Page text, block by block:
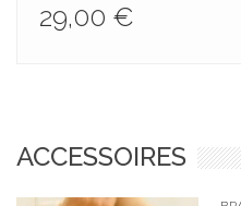
29,00 €
ACCESSOIRES